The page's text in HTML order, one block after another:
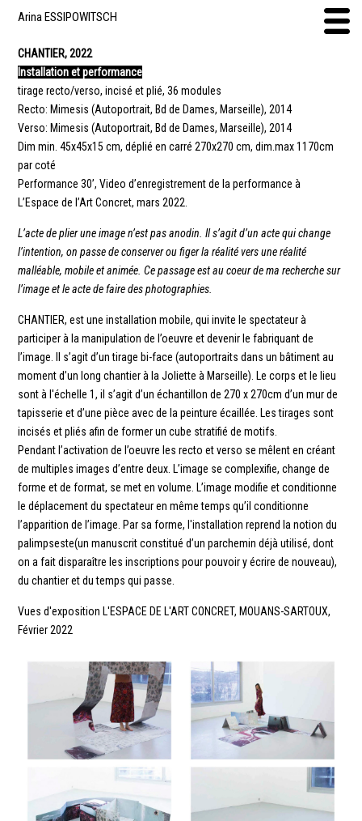
Arina ESSIPOWITSCH
CHANTIER, 2022
Installation et performance
tirage recto/verso, incisé et plié, 36 modules
Recto: Mimesis (Autoportrait, Bd de Dames, Marseille), 2014
Verso: Mimesis (Autoportrait, Bd de Dames, Marseille), 2014
Dim min. 45x45x15 cm, déplié en carré 270x270 cm, dim.max 1170cm
par coté
Performance 30’, Video d’enregistrement de la performance à
L’Espace de l’Art Concret, mars 2022.
L’acte de plier une image n’est pas anodin. Il s’agit d’un acte qui change
l’intention, on passe de conserver ou figer la réalité vers une réalité
malléable, mobile et animée. Ce passage est au coeur de ma recherche sur
l’image et le acte de faire des photographies.
CHANTIER, est une installation mobile, qui invite le spectateur à
participer à la manipulation de l’oeuvre et devenir le fabriquant de
l’image. Il s’agit d’un tirage bi-face (autoportraits dans un bâtiment au
moment d’un long chantier à la Joliette à Marseille). Le corps et le lieu
sont à l'échelle 1, il s’agit d’un échantillon de 270 x 270cm d’un mur de
tapisserie et d’une pièce avec de la peinture écaillée. Les tirages sont
incisés et pliés afin de former un cube stratifié de motifs.
Pendant l’activation de l’oeuvre les recto et verso se mêlent en créant
de multiples images d’entre deux. L’image se complexifie, change de
forme et de format, se met en volume. L’image modifie et conditionne
le déplacement du spectateur en même temps qu’il conditionne
l’apparition de l’image. Par sa forme, l'installation reprend la notion du
palimpseste(un manuscrit constitué d’un parchemin déjà utilisé, dont
on a fait disparaître les inscriptions pour pouvoir y écrire de nouveau),
du chantier et du temps qui passe.
Vues d'exposition L'ESPACE DE L'ART CONCRET, MOUANS-SARTOUX,
Février 2022